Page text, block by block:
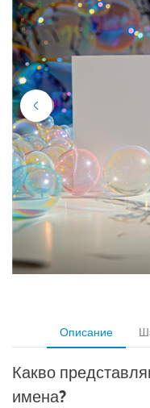
Описание
Какво
имена?